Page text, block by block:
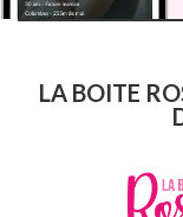
LA BOITE